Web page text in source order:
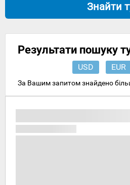
Знайти
Результати пошуку
USD EUR
За Вашим запитом знайдено